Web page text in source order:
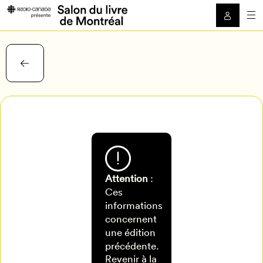
Attention :
Ces
informations
concernent
une édition
précédente.
Revenir à la